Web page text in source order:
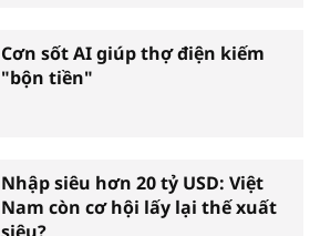
Cơn sốt AI giúp thợ điện kiếm
"bộn tiền"
Nhập siêu hơn 20 tỷ USD: Việt
Nam còn cơ hội lấy lại thế xuất